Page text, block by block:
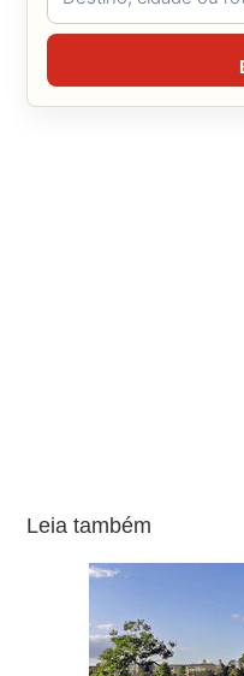
Leia também